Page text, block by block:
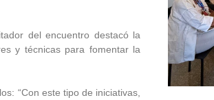
del encuentro destacó la
y técnicas para fomentar la
“Con este tipo de iniciativas,